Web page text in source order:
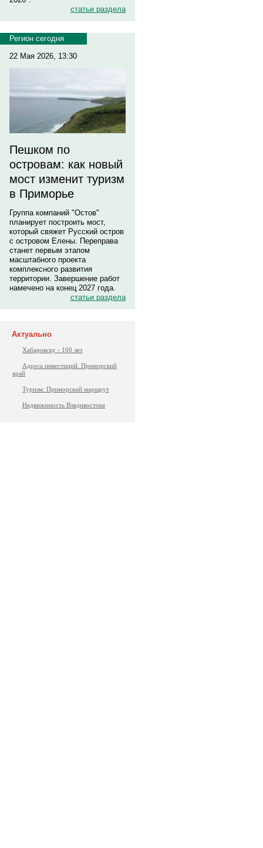
статьи раздела
Регион сегодня
22 Мая 2026, 13:30
Пешком по
островам: как новый
мост изменит туризм
в Приморье
Группа компаний "Остов"
планирует построить мост,
который свяжет Русский остров
с островом Елены. Переправа
станет первым этапом
масштабного проекта
комплексного развития
территории. Завершение работ
намечено на конец 2027 года.
статьи раздела
Актуально
Хабаровску - 160 лет
Адреса инвестиций. Приморский
край
Туризм: Приморский маршрут
Недвижимость Владивостока